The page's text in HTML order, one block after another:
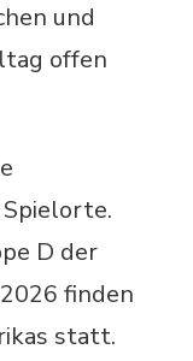
und
offen
D der
finden
statt.